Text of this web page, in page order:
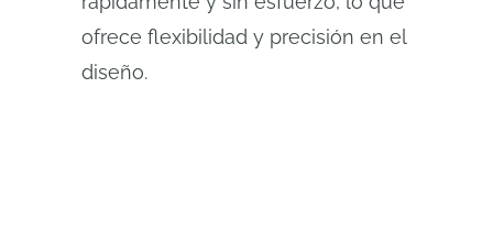
ofrece flexibilidad y precisión en el
diseño.